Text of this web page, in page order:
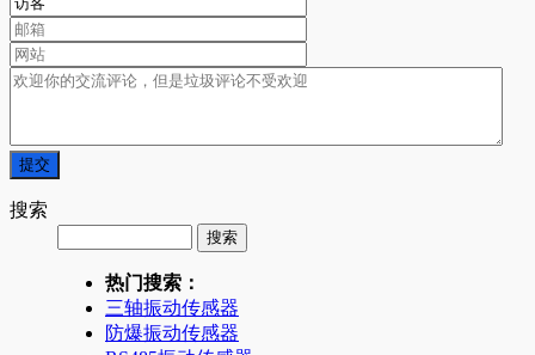
搜索
热门搜索：
三轴振动传感器
防爆振动传感器